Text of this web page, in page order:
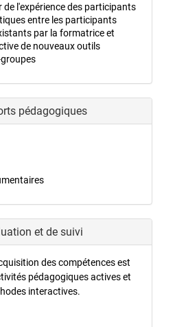
l'expérience des participants
entre les participants
par la formatrice et
de nouveaux outils
pédagogiques
et de suivi
des compétences est
pédagogiques actives et
interactives.